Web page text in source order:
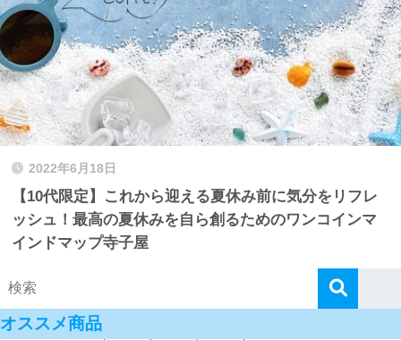
2022年6月18日
【10代限定】これから迎える夏休み前に気分をリフレ
ッシュ！最高の夏休みを自ら創るためのワンコインマ
インドマップ寺子屋
オススメ商品